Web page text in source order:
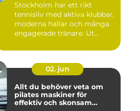
Stockholm har ett rikt
tennisliv med aktiva klubbar,
moderna hallar och många
engagerade tränare. Ut...
02. jun
Allt du behöver veta om
pilates maskiner för
effektiv och skonsam